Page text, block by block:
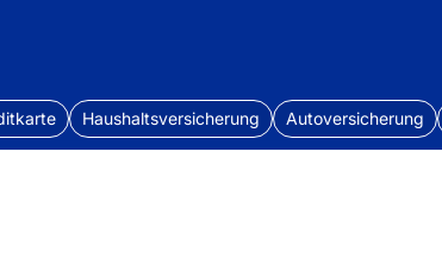
Haushaltsversicherung Autoversicherung